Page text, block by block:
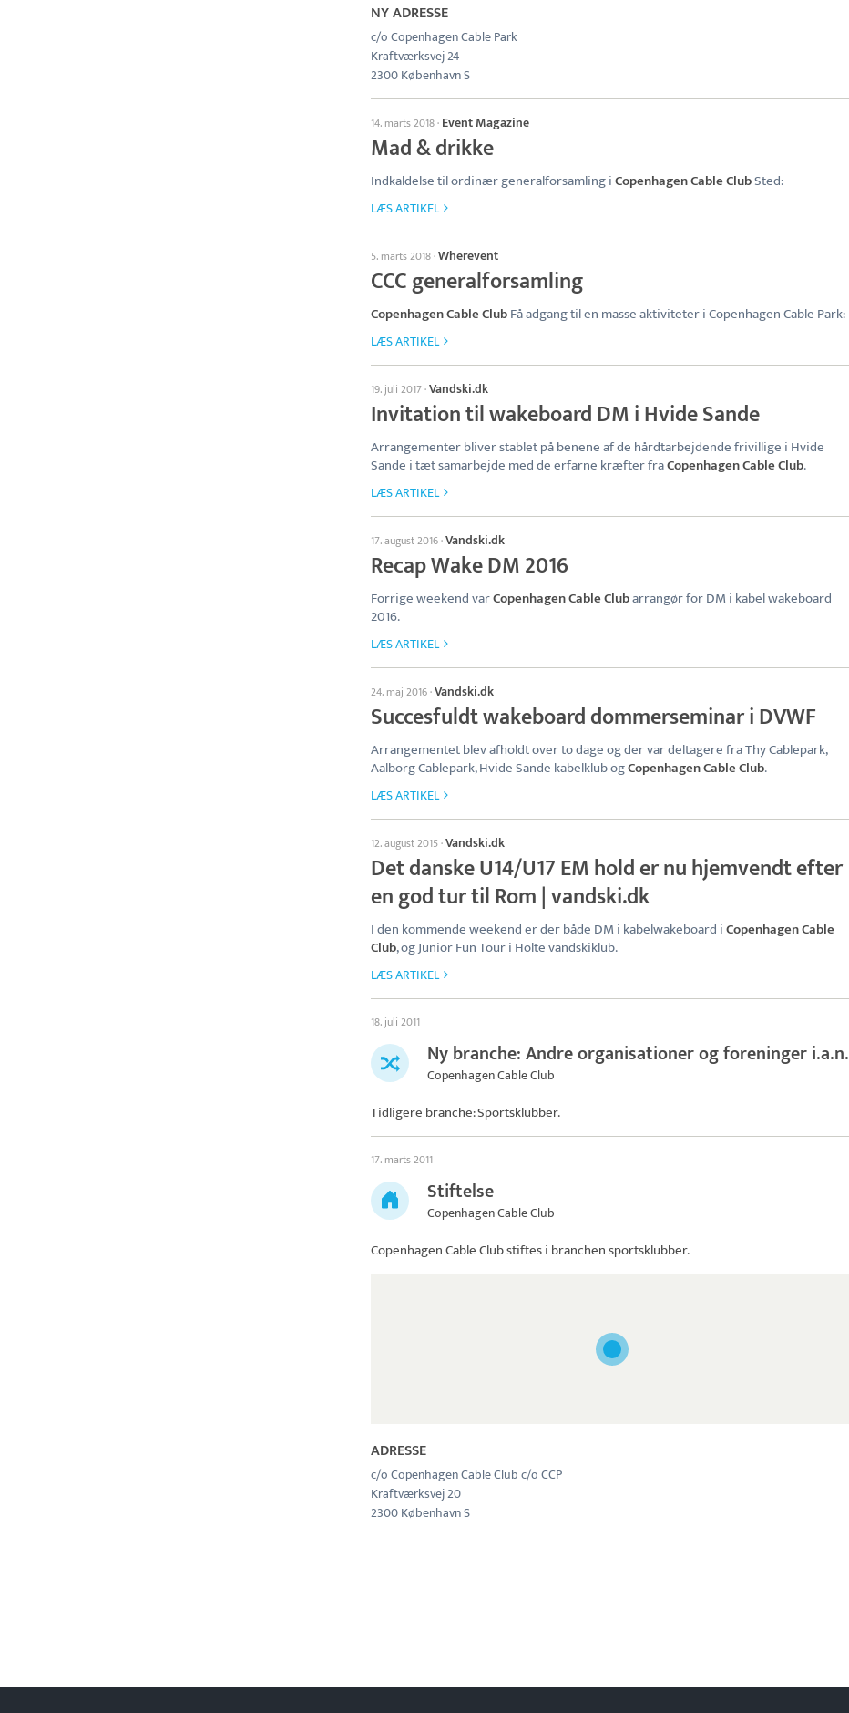
NY ADRESSE
c/o Copenhagen Cable Park
Kraftværksvej 24
2300 København S
14. marts 2018· Event Magazine
Mad & drikke
Indkaldelse til ordinær generalforsamling iCopenhagen Cable ClubSted:
LÆS ARTIKEL
5. marts 2018·Wherevent
CCC generalforsamling
Copenhagen Cable ClubFå adgang til en masse aktiviteter i Copenhagen Cable Park:
LÆS ARTIKEL
19. juli 2017·Vandski.dk
Invitation til wakeboard DM i Hvide Sande
Arrangementer bliver stablet på benene af de hårdtarbejdende frivillige i Hvide
Sande i tæt samarbejde med de erfarne kræfter fraCopenhagen Cable Club.
LÆS ARTIKEL
17. august 2016·Vandski.dk
Recap Wake DM 2016
Forrige weekend varCopenhagen Cable Clubarrangør for DM i kabel wakeboard
2016.
LÆS ARTIKEL
24. maj 2016·Vandski.dk
Succesfuldt wakeboard dommerseminar i DVWF
Arrangementet blev afholdt over to dage og der var deltagere fra Thy Cablepark,
Aalborg Cablepark, Hvide Sande kabelklub ogCopenhagen Cable Club.
LÆS ARTIKEL
12. august 2015·Vandski.dk
Det danske U14/U17 EM hold er nu hjemvendt efter
en god tur til Rom | vandski.dk
I den kommende weekend er der både DM i kabelwakeboard iCopenhagen Cable
Club, og Junior Fun Tour i Holte vandskiklub.
LÆS ARTIKEL
18. juli 2011
Ny branche: Andre organisationer og foreninger i.a.n.
Copenhagen Cable Club
Tidligere branche: Sportsklubber.
17. marts 2011
Stiftelse
Copenhagen Cable Club
Copenhagen Cable Clubstiftes i branchen sportsklubber.
ADRESSE
c/o Copenhagen Cable Club c/o CCP
Kraftværksvej 20
2300 København S